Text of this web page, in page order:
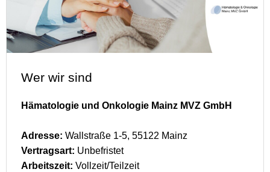
Wer wir sind
Hämatologie und Onkologie Mainz MVZ GmbH
Adresse: Wallstraße 1-5, 55122 Mainz
Vertragsart: Unbefristet
Arbeitszeit: Vollzeit/Teilzeit